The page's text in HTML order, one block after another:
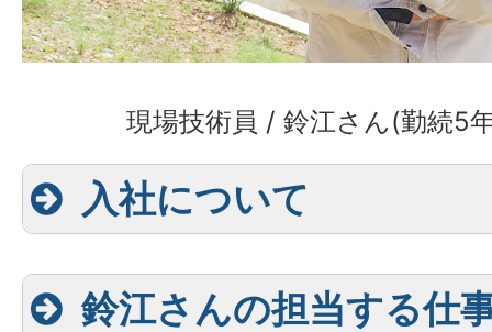
現場技術員 / 鈴江さん(勤続5
入社について
鈴江さんの担当する仕